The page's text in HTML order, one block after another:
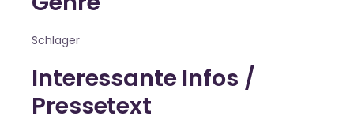
Schlager
Interessante Infos /
Pressetext